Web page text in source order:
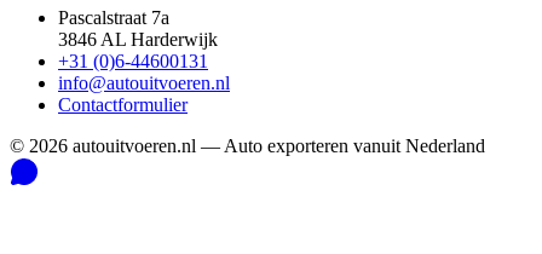
Pascalstraat 7a
3846 AL Harderwijk
+31 (0)6-44600131
info@autouitvoeren.nl
Contactformulier
© 2026 autouitvoeren.nl — Auto exporteren vanuit Nederland